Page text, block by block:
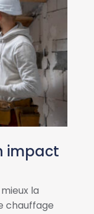
impact
la
chauffage